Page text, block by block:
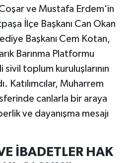
ve Mustafa Erdem'in
İlçe Başkanı Can Okan
Başkanı Cem Kotan,
Barınma Platformu
toplum kuruluşlarının
Katılımcılar, Muharrem
canlarla bir araya
ve dayanışma mesajı
İBADETLER HAK